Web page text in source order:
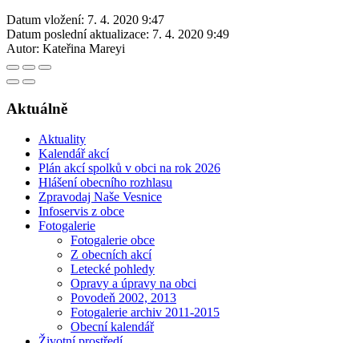
Datum vložení: 7. 4. 2020 9:47
Datum poslední aktualizace: 7. 4. 2020 9:49
Autor: Kateřina Mareyi
Aktuálně
Aktuality
Kalendář akcí
Plán akcí spolků v obci na rok 2026
Hlášení obecního rozhlasu
Zpravodaj Naše Vesnice
Infoservis z obce
Fotogalerie
Fotogalerie obce
Z obecních akcí
Letecké pohledy
Opravy a úpravy na obci
Povodeň 2002, 2013
Fotogalerie archiv 2011-2015
Obecní kalendář